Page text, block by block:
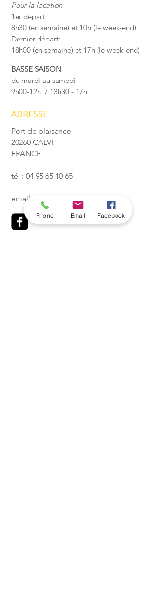
ADRESSE
Port de plaisance
20260 CALVI
FRANCE
tél : 04 95 65 10 65
email : calvivoile@gmail.com
Pour la location
1er départ:
8h30 (en semaine) et 10h (le week-end)
Dernier départ:
18h00 (en semaine) et 17h (le week-end)
BASSE SAISON
du mardi au samedi
​9h00-12h / 13h30 - 17h
Phone Email Facebook